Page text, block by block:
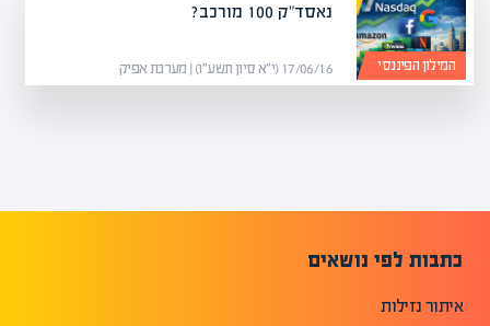
המילון הפיננסי
נאסד"ק 100 מורכב?
17/06/16 (י״א סיון תשע״ו) | מערכת אפיק
כתבות לפי נושאים
איתור נזילות